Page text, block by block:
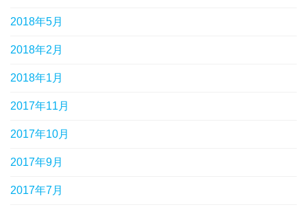
2018年5月
2018年2月
2018年1月
2017年11月
2017年10月
2017年9月
2017年7月